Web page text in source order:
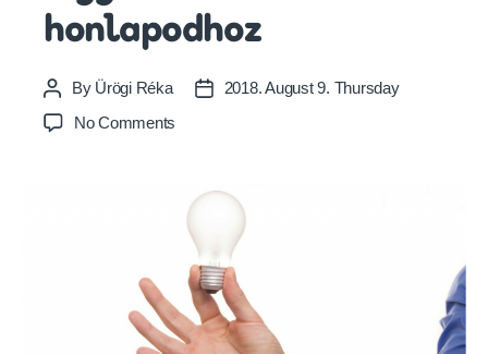
honlapodhoz
Post
author
By Ürögi Réka
Post2018. August 9. Thursday
No Comments
honlapodhoz